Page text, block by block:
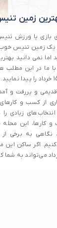
زمین تنیس در
بازی یا ورزش
یک زمین تنیس
ما در این مطلب
قدیمی و
از کسب و
زیادی
این محله
به برخی از
اگر ساکن این